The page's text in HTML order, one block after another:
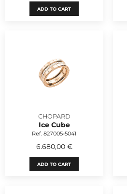
ADD TO CART
CHOPARD
Ice Cube
Ref. 827005-5041
6.680,00 €
ADD TO CART